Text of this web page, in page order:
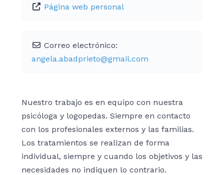
Página web personal
Correo electrónico:
angela.abadprieto@gmail.com
Nuestro trabajo es en equipo con nuestra
psicóloga y logopedas. Siempre en contacto
con los profesionales externos y las familias.
Los tratamientos se realizan de forma
individual, siempre y cuando los objetivos y las
necesidades no indiquen lo contrario.